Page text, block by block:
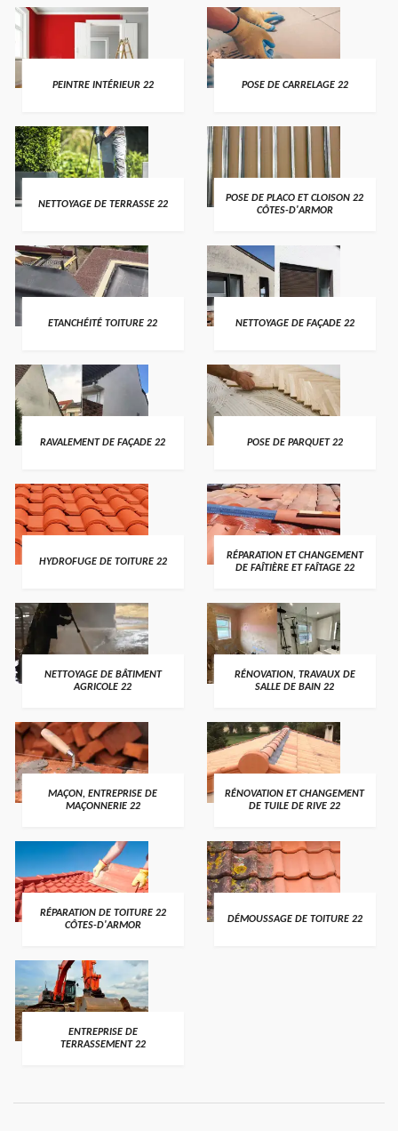
PEINTRE INTÉRIEUR 22 POSE DE CARRELAGE 22
NETTOYAGE DE TERRASSE 22
POSE DE PLACO ET CLOISON 22
CÔTES-D'ARMOR
ETANCHÉITÉ TOITURE 22 NETTOYAGE DE FAÇADE 22
RAVALEMENT DE FAÇADE 22 POSE DE PARQUET 22
HYDROFUGE DE TOITURE 22
RÉPARATION ET CHANGEMENT
DE FAÎTIÈRE ET FAÎTAGE 22
NETTOYAGE DE BÂTIMENT
AGRICOLE 22
RÉNOVATION, TRAVAUX DE
SALLE DE BAIN 22
MAÇON, ENTREPRISE DE
MAÇONNERIE 22
RÉNOVATION ET CHANGEMENT
DE TUILE DE RIVE 22
RÉPARATION DE TOITURE 22
CÔTES-D'ARMOR
DÉMOUSSAGE DE TOITURE 22
ENTREPRISE DE
TERRASSEMENT 22